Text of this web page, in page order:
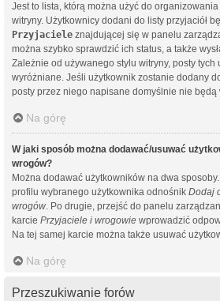
Jest to lista, którą można użyć do
witryny. Użytkownicy dodani do listy przyjaciół
Przyjaciele znajdującej się w panelu
można szybko sprawdzić ich status, a także
Zależnie od używanego stylu witryny, posty tych
wyróżniane. Jeśli użytkownik zostanie dodany
posty przez niego napisane domyślnie nie będą
Na górę
W jaki sposób można dodawać/usuwać
wrogów?
Można dodawać użytkowników na dwa
profilu wybranego użytkownika odnośnik Dodaj
wrogów. Po drugie, przejść do panelu
karcie Przyjaciele i wrogowie wprowadzić
Na tej samej karcie można także usuwać
Na górę
Przeszukiwanie forów